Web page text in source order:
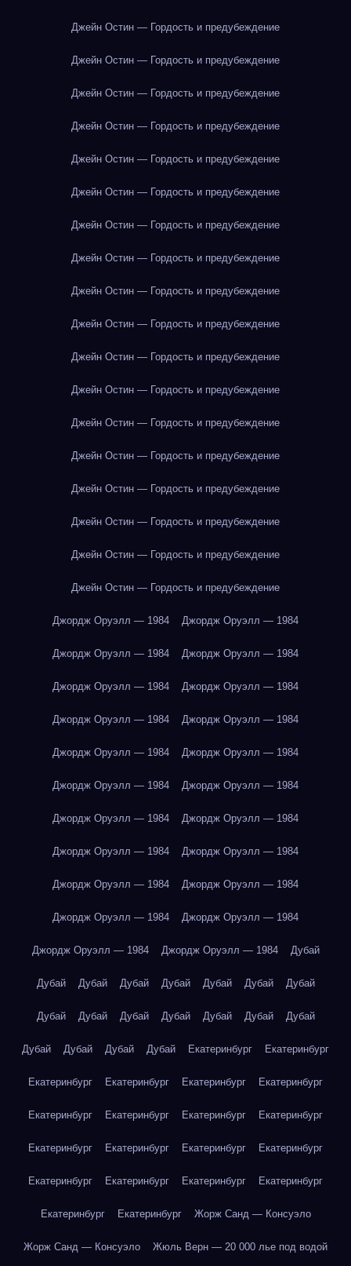
Джейн Остин — Гордость и предубеждение
Джейн Остин — Гордость и предубеждение
Джейн Остин — Гордость и предубеждение
Джейн Остин — Гордость и предубеждение
Джейн Остин — Гордость и предубеждение
Джейн Остин — Гордость и предубеждение
Джейн Остин — Гордость и предубеждение
Джейн Остин — Гордость и предубеждение
Джейн Остин — Гордость и предубеждение
Джейн Остин — Гордость и предубеждение
Джейн Остин — Гордость и предубеждение
Джейн Остин — Гордость и предубеждение
Джейн Остин — Гордость и предубеждение
Джейн Остин — Гордость и предубеждение
Джейн Остин — Гордость и предубеждение
Джейн Остин — Гордость и предубеждение
Джейн Остин — Гордость и предубеждение
Джейн Остин — Гордость и предубеждение
Джордж Оруэлл — 1984 Джордж Оруэлл — 1984
Джордж Оруэлл — 1984 Джордж Оруэлл — 1984
Джордж Оруэлл — 1984 Джордж Оруэлл — 1984
Джордж Оруэлл — 1984 Джордж Оруэлл — 1984
Джордж Оруэлл — 1984 Джордж Оруэлл — 1984
Джордж Оруэлл — 1984 Джордж Оруэлл — 1984
Джордж Оруэлл — 1984 Джордж Оруэлл — 1984
Джордж Оруэлл — 1984 Джордж Оруэлл — 1984
Джордж Оруэлл — 1984 Джордж Оруэлл — 1984
Джордж Оруэлл — 1984 Джордж Оруэлл — 1984
Джордж Оруэлл — 1984 Джордж Оруэлл — 1984 Дубай
Дубай Дубай Дубай Дубай Дубай Дубай Дубай
Дубай Дубай Дубай Дубай Дубай Дубай Дубай
Дубай Дубай Дубай Дубай Екатеринбург Екатеринбург
Екатеринбург Екатеринбург Екатеринбург Екатеринбург
Екатеринбург Екатеринбург Екатеринбург Екатеринбург
Екатеринбург Екатеринбург Екатеринбург Екатеринбург
Екатеринбург Екатеринбург Екатеринбург Екатеринбург
Екатеринбург Екатеринбург Жорж Санд — Консуэло
Жорж Санд — Консуэло Жюль Верн — 20 000 лье под водой